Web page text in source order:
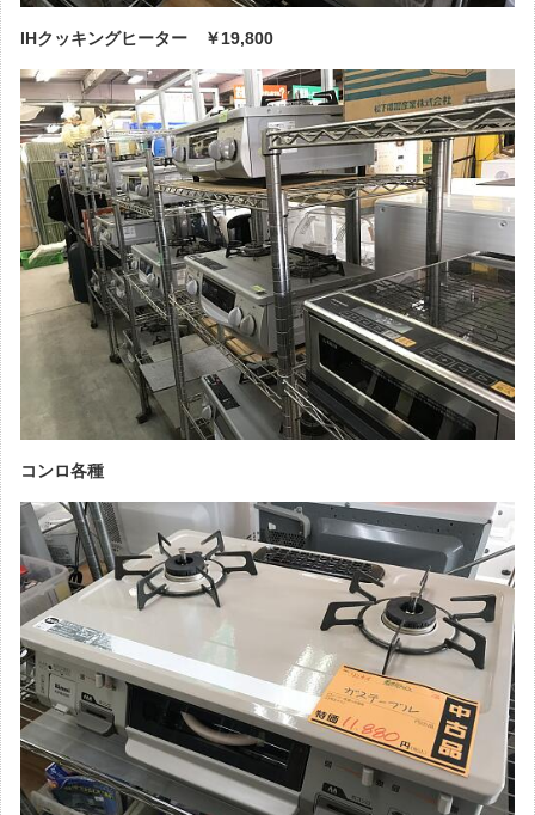
IHクッキングヒーター ￥19,800
コンロ各種